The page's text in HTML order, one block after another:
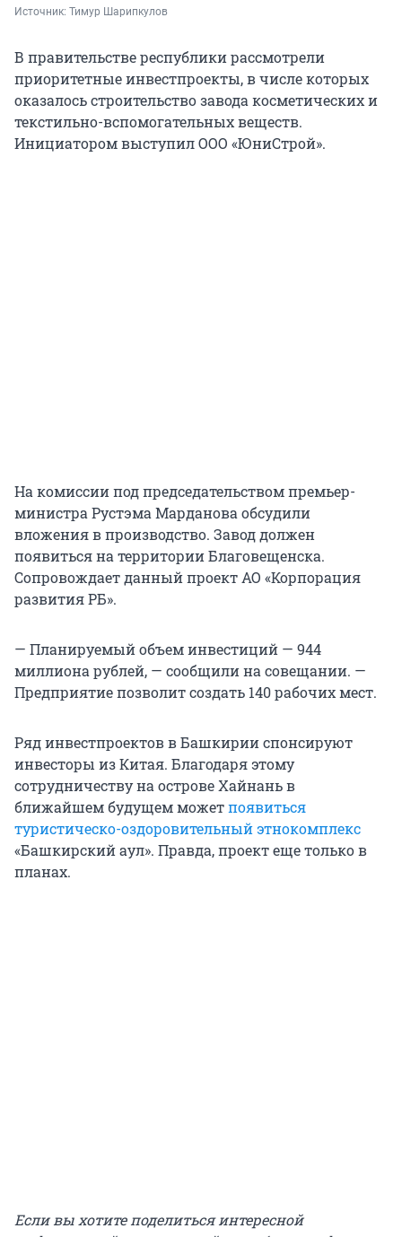
Источник: Тимур Шарипкулов
В правительстве республики рассмотрели
приоритетные инвестпроекты, в числе которых
оказалось строительство завода косметических и
текстильно-вспомогательных веществ.
Инициатором выступил ООО «ЮниСтрой».
На комиссии под председательством премьер-
министра Рустэма Марданова обсудили
вложения в производство. Завод должен
появиться на территории Благовещенска.
Сопровождает данный проект АО «Корпорация
развития РБ».
— Планируемый объем инвестиций — 944
миллиона рублей, — сообщили на совещании. —
Предприятие позволит создать 140 рабочих мест.
Ряд инвестпроектов в Башкирии спонсируют
инвесторы из Китая. Благодаря этому
сотрудничеству на острове Хайнань в
ближайшем будущем можетпоявиться
туристическо-оздоровительный этнокомплекс
«Башкирский аул». Правда, проект еще только в
планах.
Если вы хотите поделиться интересной